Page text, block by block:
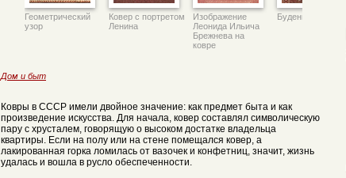
Геометрический
узор
Ковер с портретом
Ленина
Изображение
Леонида Ильича
Брежнева на
ковре
Буденый на ковре
Дом и быт
Ковры в СССР имели двойное значение: как предмет быта и как
произведение искусства. Для начала, ковер составлял символическую
пару с хрусталем, говорящую о высоком достатке владельца
квартиры. Если на полу или на стене помещался ковер, а
лакированная горка ломилась от вазочек и конфетниц, значит, жизнь
удалась и вошла в русло обеспеченности.